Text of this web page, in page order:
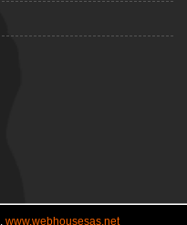
www.webhousesas.net